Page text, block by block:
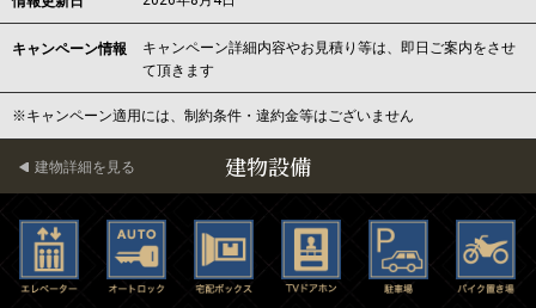
キャンペーン情報
キャンペーン詳細内容やお見積り等は、即日ご案内をさせ
て頂きます
※キャンペーン適用には、制約条件・違約金等はございません
建物設備
建物詳細を見る